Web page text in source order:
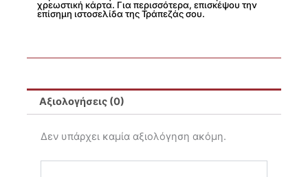
χρεωστική κάρτα. Για περισσότερα, επισκέψου την
επίσημη ιστοσελίδα της Τράπεζάς σου.
Αξιολογήσεις (0)
Δεν υπάρχει καμία αξιολόγηση ακόμη.